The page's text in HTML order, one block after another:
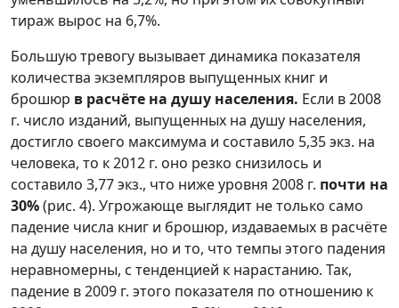
тираж вырос на 6,7%.
Большую тревогу вызывает динамика показателя
количества экземпляров выпущенных книг и
брошюр в расчёте на душу населения. Если в 2008
г. число изданий, выпущенных на душу населения,
достигло своего максимума и составило 5,35 экз. на
человека, то к 2012 г. оно резко снизилось и
составило 3,77 экз., что ниже уровня 2008 г. почти на
30%(рис. 4). Угрожающе выглядит не только само
падение числа книг и брошюр, издаваемых в расчёте
на душу населения, но и то, что темпы этого падения
неравномерны, с тенденцией к нарастанию. Так,
падение в 2009 г. этого показателя по отношению к